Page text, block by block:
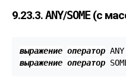
9.23.3.ANY/SOME(с
выражение оператор
выражение оператор